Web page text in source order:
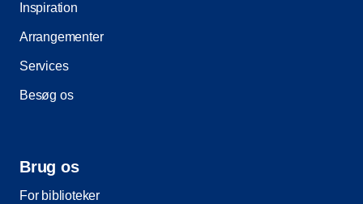
Inspiration
Arrangementer
Services
Besøg os
Brug os
For biblioteker